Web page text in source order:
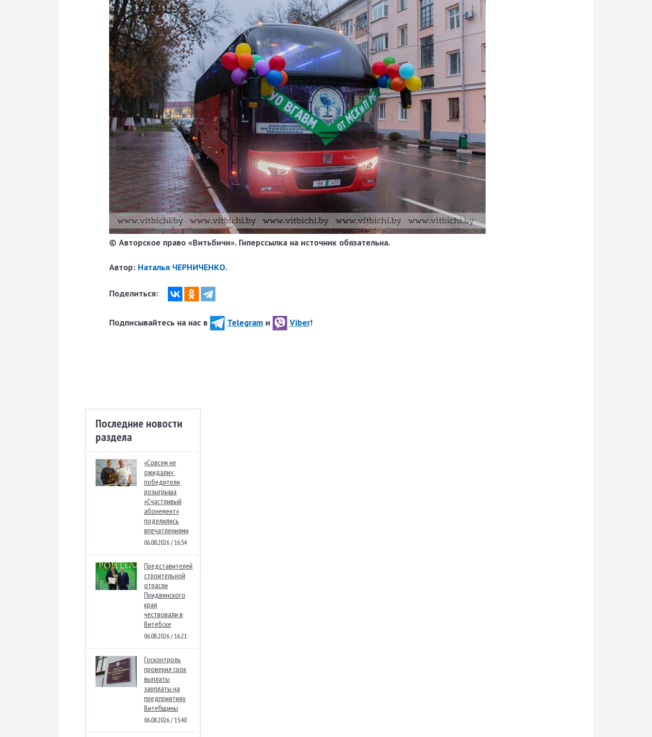
© Авторское право «Витьбичи». Гиперссылка на источник обязательна.
Автор: Наталья ЧЕРНИЧЕНКО.
Поделиться:
Подписывайтесь на нас в Telegram и Viber!
Последние новости
раздела
«Совсем не
ожидали»:
победители
розыгрыша
«Счастливый
абонемент»
поделились
впечатлениями
06.08.2026 / 16:54
Представителей
строительной
отрасли
Придвинского
края
чествовали в
Витебске
06.08.2026 / 16:21
Госконтроль
проверил срок
выплаты
зарплаты на
предприятиях
Витебщины
06.08.2026 / 15:40